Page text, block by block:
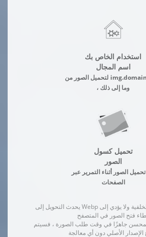
استخدام الخاص بك
اسم المجال
لتحميل الصور من img.domain.com
، وما إلى ذلك
تحميل كسول
الصور
الصور أثناء التمرير عبر
الصفحات
يحدث التحويل إلى Webp وضغط الصور في الخلفية ولا يؤدي إلى
المحسن جاهزًا في وقت طلب الصورة ، فسيتم